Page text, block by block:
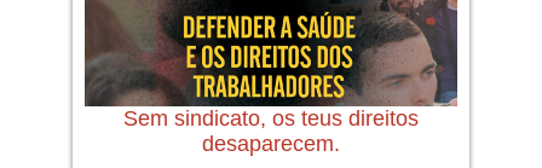
Sem sindicato, os teus direitos
desaparecem.